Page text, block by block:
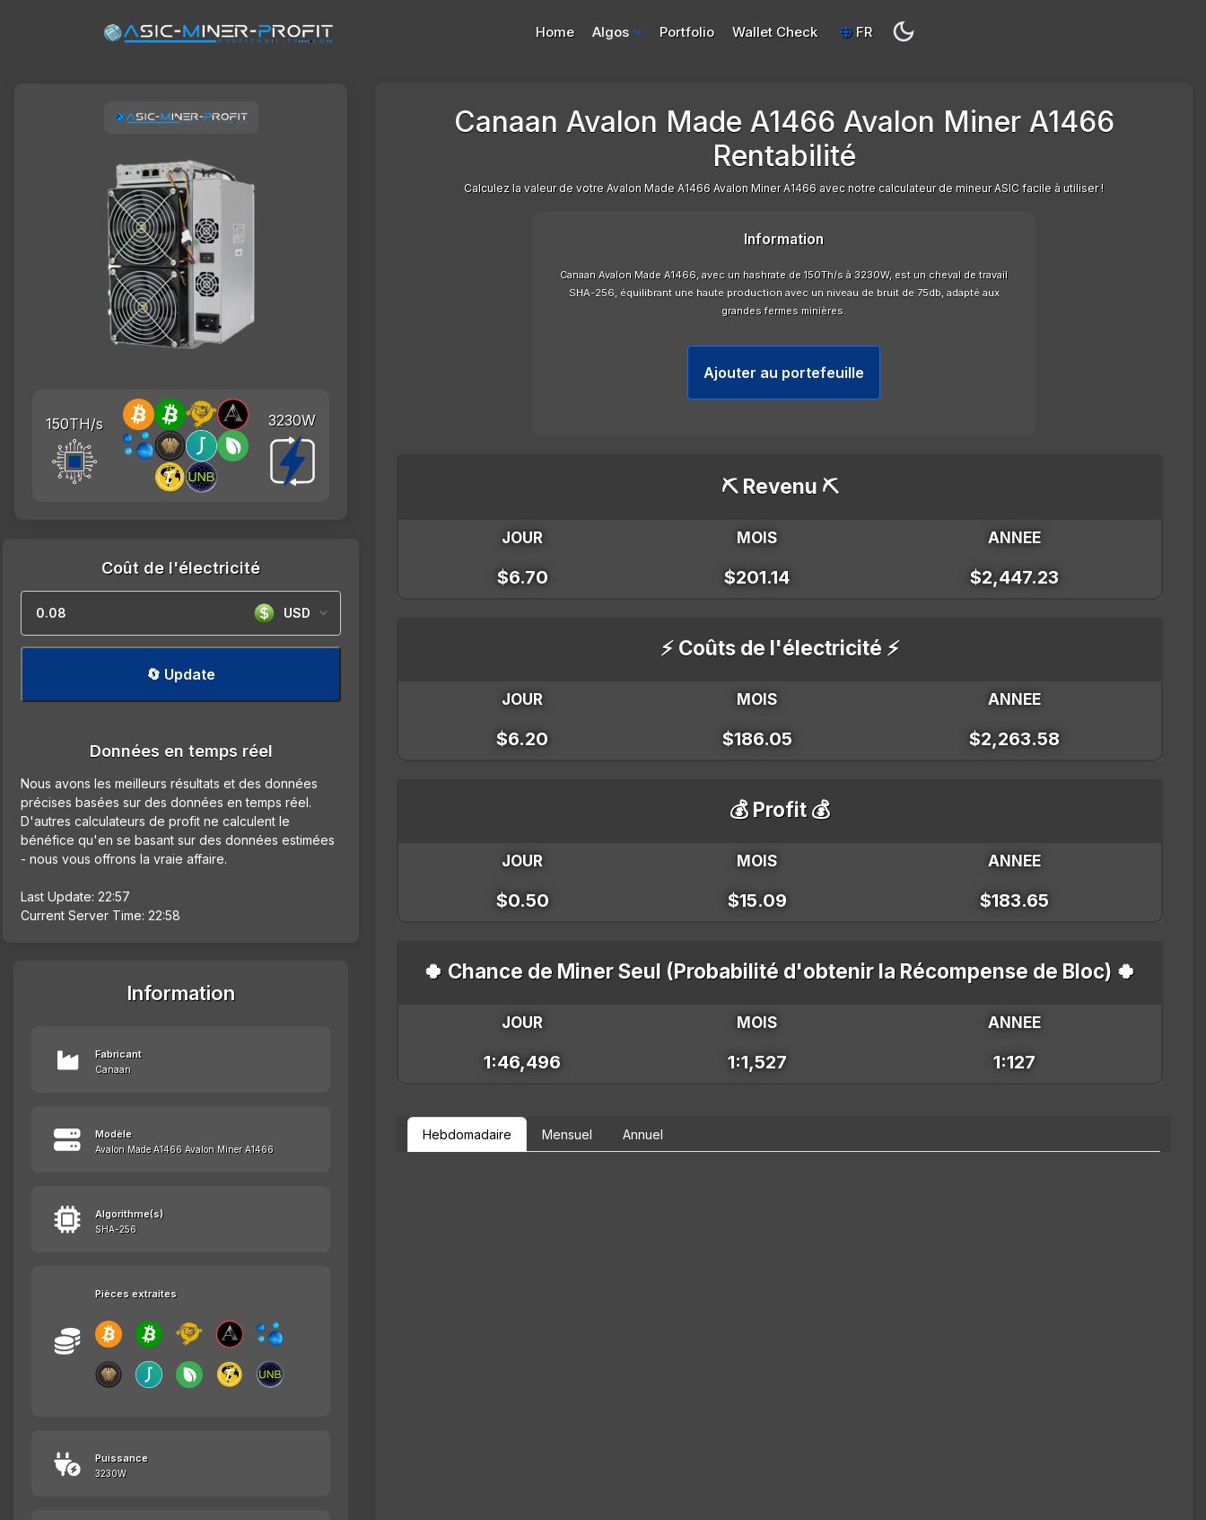
Home Algos Portfolio Wallet Check FR
150TH/s 3230W
Coût de l'électricité
USD
🔄 Update
Données en temps réel
Nous avons les meilleurs résultats et des données
précises basées sur des données en temps réel.
D'autres calculateurs de profit ne calculent le
bénéfice qu'en se basant sur des données estimées
- nous vous offrons la vraie affaire.
Last Update: 22:57
Current Server Time: 22:58
Information
Fabricant
Canaan
Modèle
Avalon Made A1466 Avalon Miner A1466
Algorithme(s)
SHA-256
Pièces extraites
Puissance
3230W
Canaan Avalon Made A1466 Avalon Miner A1466
Rentabilité
Calculez la valeur de votre Avalon Made A1466 Avalon Miner A1466 avec notre calculateur de mineur ASIC facile à utiliser !
Information
Canaan Avalon Made A1466, avec un hashrate de 150Th/s à 3230W, est un cheval de travail
SHA-256, équilibrant une haute production avec un niveau de bruit de 75db, adapté aux
grandes fermes minières.
Ajouter au portefeuille
⛏️ Revenu ⛏️
JOUR MOIS ANNEE
$6.70 $201.14 $2,447.23
⚡ Coûts de l'électricité ⚡
JOUR MOIS ANNEE
$6.20 $186.05 $2,263.58
💰 Profit 💰
JOUR MOIS ANNEE
$0.50 $15.09 $183.65
🍀 Chance de Miner Seul (Probabilité d'obtenir la Récompense de Bloc) 🍀
JOUR MOIS ANNEE
1:46,496 1:1,527 1:127
Hebdomadaire Mensuel Annuel